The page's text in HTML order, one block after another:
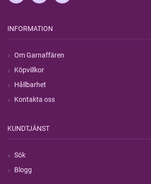
INFORMATION
Om Garnaffären
Köpvillkor
Hållbarhet
Kontakta oss
KUNDTJÄNST
Sök
Blogg